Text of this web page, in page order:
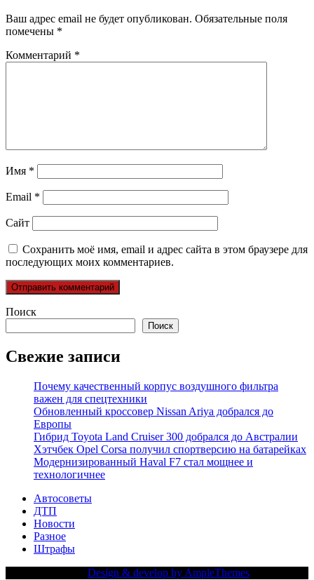
Ваш адрес email не будет опубликован. Обязательные поля
помечены *
Комментарий *
Имя *
Email *
Сайт
Сохранить моё имя, email и адрес сайта в этом браузере для
последующих моих комментариев.
Поиск
Поиск
Свежие записи
Почему качественный корпус воздушного фильтра
важен для спецтехники
Обновленный кроссовер Nissan Ariya добрался до
Европы
Гибрид Toyota Land Cruiser 300 добрался до Австралии
Хэтчбек Opel Corsa получил спортверсию на батарейках
Модернизированный Haval F7 стал мощнее и
технологичнее
Автосоветы
ДТП
Новости
Разное
Штрафы
Design & develop by AmpleThemes